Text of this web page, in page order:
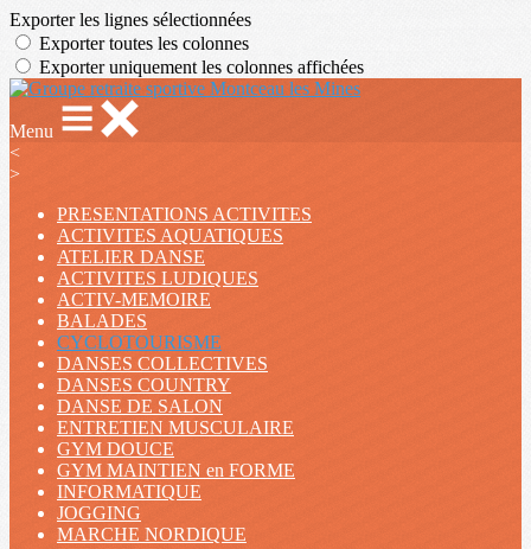
Exporter les lignes sélectionnées
Exporter toutes les colonnes
Exporter uniquement les colonnes affichées
Menu
<
>
PRESENTATIONS ACTIVITES
ACTIVITES AQUATIQUES
ATELIER DANSE
ACTIVITES LUDIQUES
ACTIV-MEMOIRE
BALADES
CYCLOTOURISME
DANSES COLLECTIVES
DANSES COUNTRY
DANSE DE SALON
ENTRETIEN MUSCULAIRE
GYM DOUCE
GYM MAINTIEN en FORME
INFORMATIQUE
JOGGING
MARCHE NORDIQUE